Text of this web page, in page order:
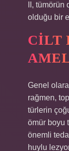
II,
olduğu bir
CILT
Genel
rağmen,
türlerin
ömür boyu
önemli
huylu